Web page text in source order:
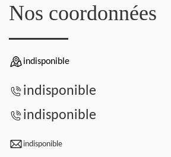
Nos coordonnées
indisponible
indisponible
indisponible
indisponible